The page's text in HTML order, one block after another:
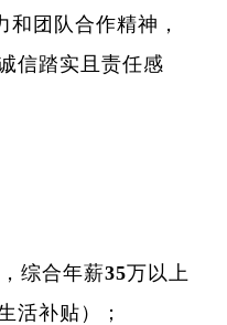
团队合作精神，
信踏实且责任感
综合年薪35万以上
活补贴）；